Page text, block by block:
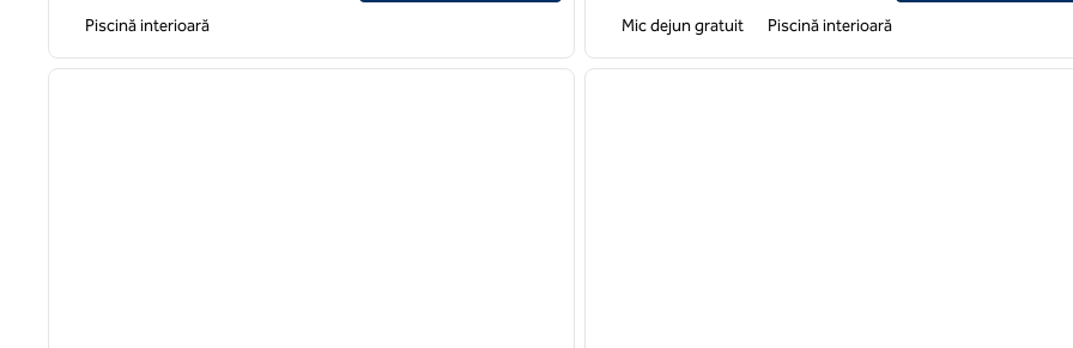
Piscină interioară Mic dejun gratuit Piscină interioară
1 din 12
imaginea următoare
1 din 13